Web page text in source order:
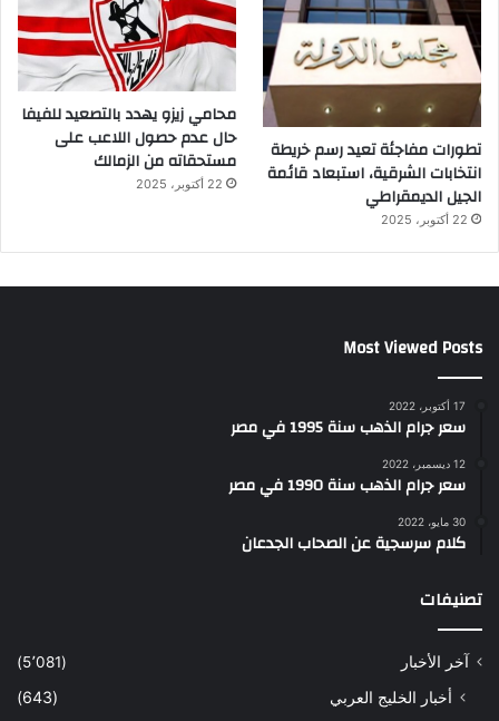
تطورات مفاجئة تعيد رسم خريطة
انتخابات الشرقية، استبعاد قائمة
الجيل الديمقراطي
22 أكتوبر، 2025
محامي زيزو يهدد بالتصعيد للفيفا
حال عدم حصول اللاعب على
مستحقاته من الزمالك
22 أكتوبر، 2025
Most Viewed Posts
17 أكتوبر، 2022
سعر جرام الذهب سنة 1995 في مصر
12 ديسمبر، 2022
سعر جرام الذهب سنة 1990 في مصر
30 مايو، 2022
كلام سرسجية عن الصحاب الجدعان
تصنيفات
آخر الأخبار (5٬081)
أخبار الخليج العربي
(643)